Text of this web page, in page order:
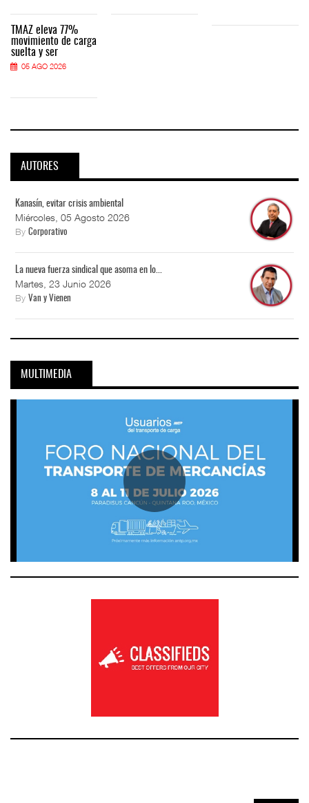
TMAZ eleva 77%
movimiento de carga
suelta y ser
05 AGO 2026
AUTORES
Kanasín, evitar crisis ambiental
Miércoles, 05 Agosto 2026
By Corporativo
La nueva fuerza sindical que asoma en lo...
Martes, 23 Junio 2026
By Van y Vienen
MULTIMEDIA